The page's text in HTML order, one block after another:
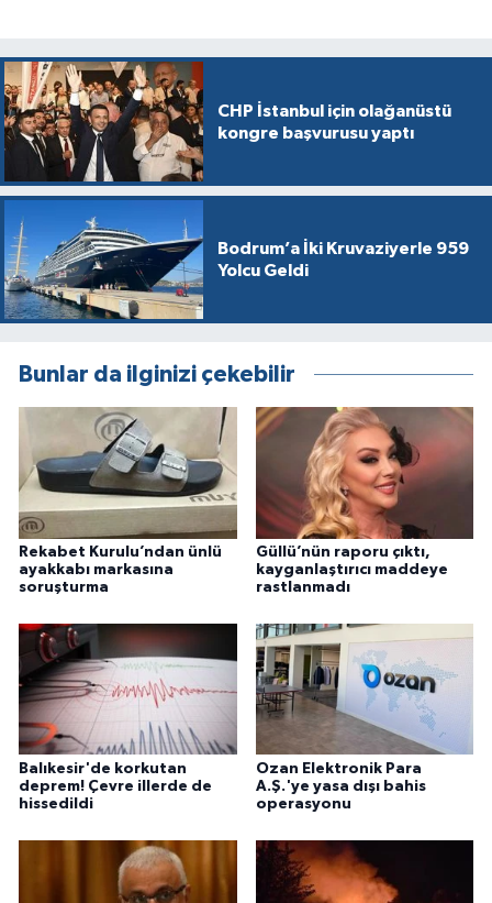
CHP İstanbul için olağanüstü
kongre başvurusu yaptı
Bodrum’a İki Kruvaziyerle 959
Yolcu Geldi
Bunlar da ilginizi çekebilir
Rekabet Kurulu’ndan ünlü
ayakkabı markasına
soruşturma
Güllü’nün raporu çıktı,
kayganlaştırıcı maddeye
rastlanmadı
Balıkesir'de korkutan
deprem! Çevre illerde de
hissedildi
Ozan Elektronik Para
A.Ş.'ye yasa dışı bahis
operasyonu